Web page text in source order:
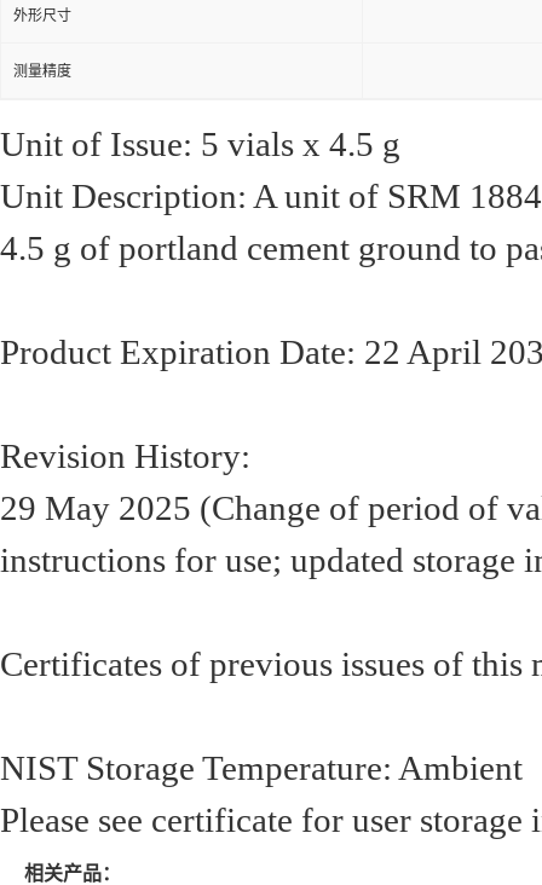
外形尺寸
测量精度
Unit of Issue: 5 vials x 4.5 g
Unit Description: A unit of SRM
4.5 g of portland cement ground to
Product Expiration Date: 22 April
Revision History:
29 May 2025 (Change of period of
instructions for use; updated storage
Certificates of previous issues of this
NIST Storage Temperature: Ambient
Please see certificate for user
相关产品：